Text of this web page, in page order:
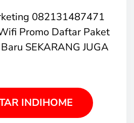
082131487471
Promo Daftar Paket
SEKARANG JUGA
INDIHOME